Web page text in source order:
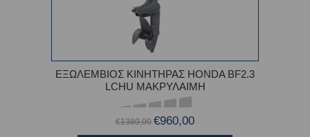
ΕΞΩΛΕΜΒΙΟΣ ΚΙΝΗΤΗΡΑΣ HONDA BF2.3
LCHU ΜΑΚΡΥΛΑΙΜΗ
€1380,00 €960,00